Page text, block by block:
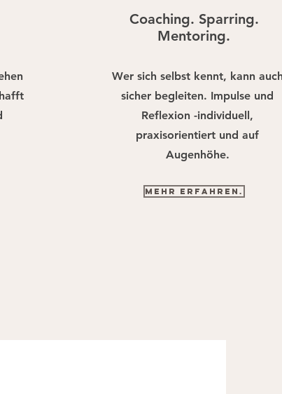
Coaching. Sparring.
Mentoring.
Mehr erfahren.
Wer sich selbst kennt, kann
sicher begleiten. Impulse und
Reflexion -individuell,
praxisorientiert und auf
Augenhöhe.